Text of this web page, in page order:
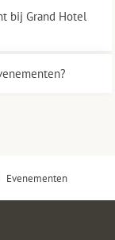
bij Grand Hotel
Evenementen